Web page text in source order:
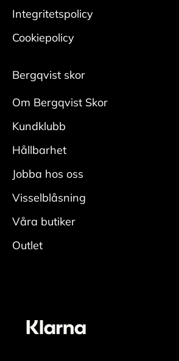
• Bearbeta tuffare fläckar med
mocka.
Någon gång per säsong krävs en
• Ta ur skosnören och borsta bort
en mockaborste. Var noga i veck
• Fukta skon ordentligt, applicera
med
• Skölj av skorna ordentligt för att
rengöring.
avsluta
genom att fräscha upp insidan
skons originalfärg. En neutral
Integritetspolicy
Cookiepolicy
Bergqvist skor
Om Bergqvist Skor
Kundklubb
Hållbarhet
Jobba hos oss
Visselblåsning
Våra butiker
Outlet